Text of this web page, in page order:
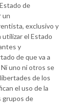
de
un
exclusivo y
utilizar el Estado
y
de que va a
uno ni otros se
de los
el uso de la
grupos de